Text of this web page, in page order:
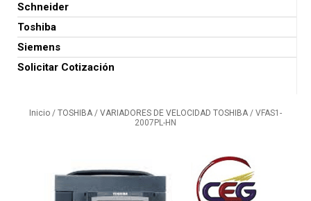
Schneider
Toshiba
Siemens
Solicitar Cotización
Inicio / TOSHIBA / VARIADORES DE VELOCIDAD TOSHIBA / VFAS1-
2007PL-HN